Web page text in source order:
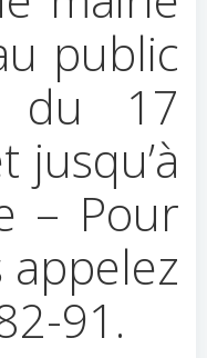
public
du 17
jusqu’à
– Pour
appelez
91.